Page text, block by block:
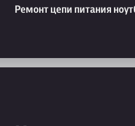
Ремонт цепи питания